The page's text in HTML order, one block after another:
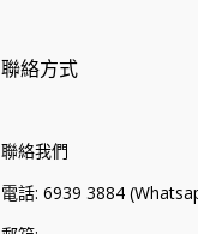
聯絡方式
聯絡我們
電話: 6939 3884